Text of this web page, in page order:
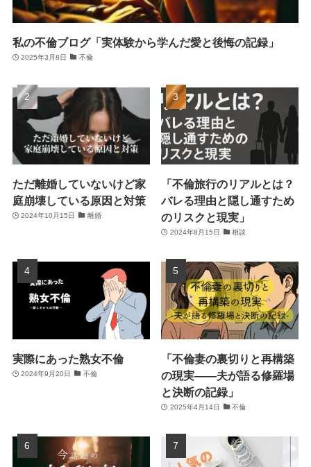
私の不倫ブログ「実体験から学んだ愛と後悔の記録」
2025年3月8日 不倫
ただ離婚していないけど家
庭崩壊している原因と対策
2024年10月15日 離婚
「不倫旅行のリアルとは？
バレる理由と隠し通すため
のリスクと現実」
2024年8月15日 相談
実際にあった熟女不倫
2024年9月20日 不倫
「不倫妻の裏切りと再構築
の現実――夫が語る修羅場
と決断の記録」
2025年4月14日 不倫